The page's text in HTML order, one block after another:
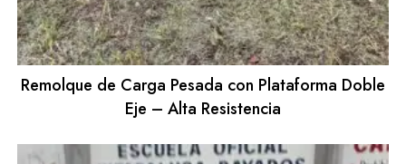
Remolque de Carga Pesada con Plataforma Doble
Eje – Alta Resistencia